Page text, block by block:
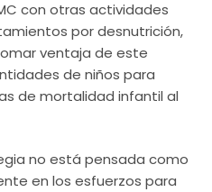
con otras actividades
por desnutrición,
ventaja de este
de niños para
de mortalidad infantil al
no está pensada como
en los esfuerzos para